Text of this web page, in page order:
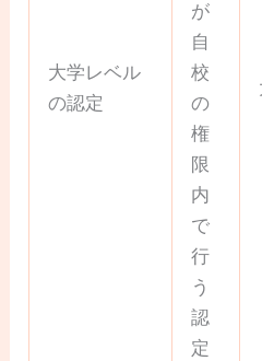
大学レベル
の認定
が
自
校
の
権
限
内
で
行
う
認
定